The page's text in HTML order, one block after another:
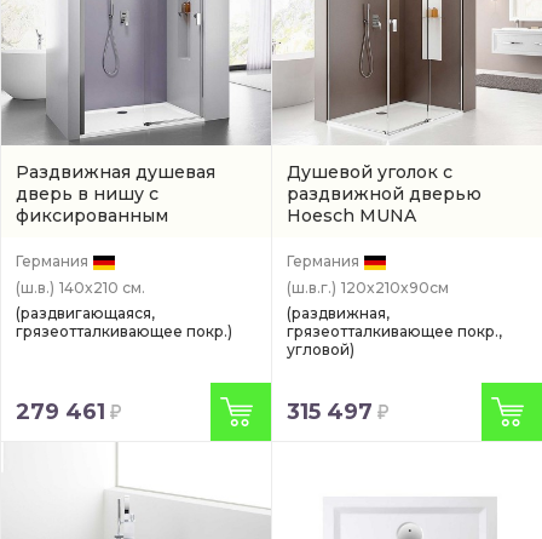
Раздвижная душевая
дверь в нишу с
фиксированным
хром(9228214.101401)
Германия
(ш.в.) 140x210 см.
(раздвигающаяся,
грязеотталкивающее покр.)
279 461
Душевой уголок с
раздвижной дверью
Hoesch MUNA
Германия
(ш.в.г.) 120x210x90см
(раздвижная,
грязеотталкивающее покр.,
угловой)
315 497